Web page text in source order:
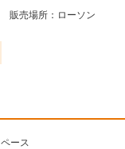
販売場所： ローソン
ース